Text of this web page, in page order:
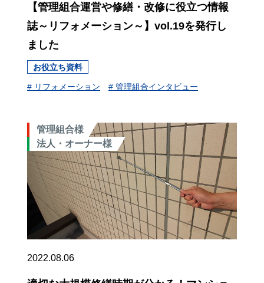
【管理組合運営や修繕・改修に役立つ情報
誌～リフォメーション～】vol.19を発行し
ました
お役立ち資料
# リフォメーション # 管理組合インタビュー
管理組合様
法人・オーナー様
2022.08.06